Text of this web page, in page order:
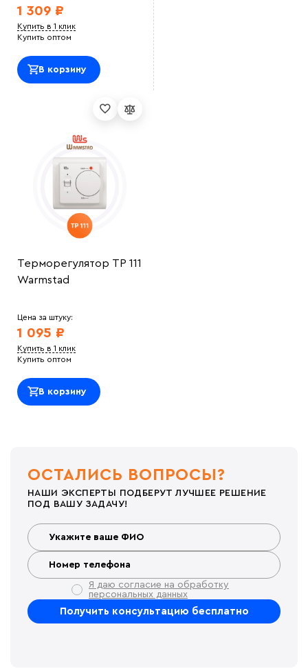
1 309 ₽
Купить в 1 клик
Купить оптом
В корзину
Терморегулятор ТР 111
Warmstad
Цена за штуку:
1 095 ₽
Купить в 1 клик
Купить оптом
В корзину
ОСТАЛИСЬ ВОПРОСЫ?
НАШИ ЭКСПЕРТЫ ПОДБЕРУТ ЛУЧШЕЕ РЕШЕНИЕ
ПОД ВАШУ ЗАДАЧУ!
Я даю согласие на обработку
персональных данных